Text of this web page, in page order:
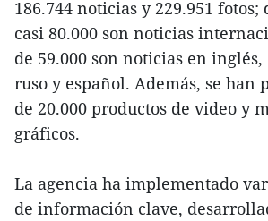
186.744 noticias y 229.951 fotos;
casi 80.000 son noticias
de 59.000 son noticias en
ruso y español. Además, se han
de 20.000 productos de video y
gráficos.
La agencia ha implementado
de información clave,